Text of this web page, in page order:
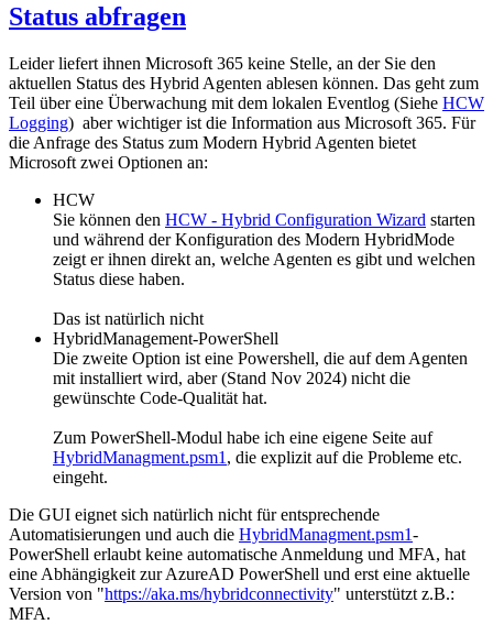
Status abfragen
Leider liefert ihnen Microsoft 365 keine Stelle, an der Sie den
aktuellen Status des Hybrid Agenten ablesen können. Das geht zum
Teil über eine Überwachung mit dem lokalen Eventlog (Siehe HCW
Logging) aber wichtiger ist die Information aus Microsoft 365. Für
die Anfrage des Status zum Modern Hybrid Agenten bietet
Microsoft zwei Optionen an:
HCW
Sie können den HCW - Hybrid Configuration Wizard starten
und während der Konfiguration des Modern HybridMode
zeigt er ihnen direkt an, welche Agenten es gibt und welchen
Status diese haben.
Das ist natürlich nicht
HybridManagement-PowerShell
Die zweite Option ist eine Powershell, die auf dem Agenten
mit installiert wird, aber (Stand Nov 2024) nicht die
gewünschte Code-Qualität hat.
Zum PowerShell-Modul habe ich eine eigene Seite auf
HybridManagment.psm1 , die explizit auf die Probleme etc.
eingeht.
Die GUI eignet sich natürlich nicht für entsprechende
Automatisierungen und auch die HybridManagment.psm1-
PowerShell erlaubt keine automatische Anmeldung und MFA, hat
eine Abhängigkeit zur AzureAD PowerShell und erst eine aktuelle
Version von "https://aka.ms/hybridconnectivity" unterstützt z.B.:
MFA.